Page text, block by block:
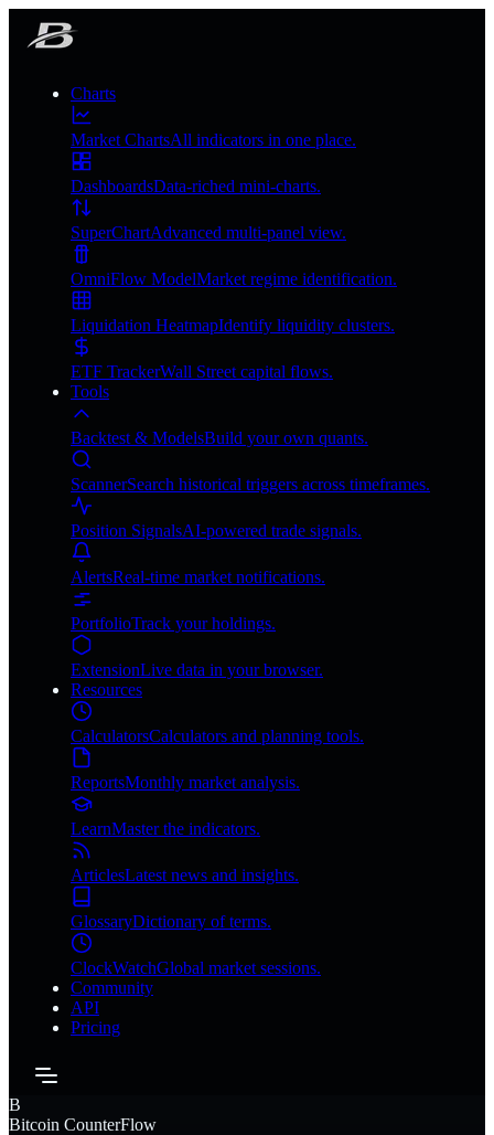
Charts
Market ChartsAll indicators in one place.
DashboardsData-riched mini-charts.
SuperChartAdvanced multi-panel view.
OmniFlow ModelMarket regime identification.
Liquidation HeatmapIdentify liquidity clusters.
ETF TrackerWall Street capital flows.
Tools
Backtest & ModelsBuild your own quants.
ScannerSearch historical triggers across timeframes.
Position SignalsAI-powered trade signals.
AlertsReal-time market notifications.
PortfolioTrack your holdings.
ExtensionLive data in your browser.
Resources
CalculatorsCalculators and planning tools.
ReportsMonthly market analysis.
LearnMaster the indicators.
ArticlesLatest news and insights.
GlossaryDictionary of terms.
ClockWatchGlobal market sessions.
Community
API
Pricing
B
Bitcoin CounterFlow